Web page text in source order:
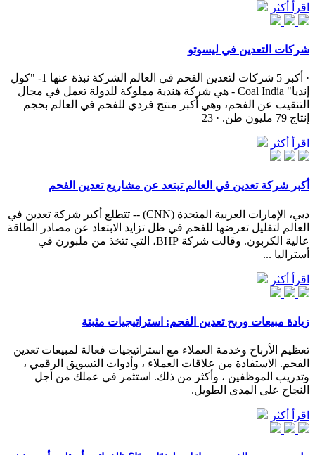
اقرأ أكثر
شركات التعدين في ليسوتو
· أكبر 5 شركات لتعدين الفحم في العالم الشركة نبذة عنها 1- "كول
إنديا" Coal India - هي شركة هندية مملوكة للدولة تعمل في مجال
التنقيب عن الفحم، وهي أكبر منتج فردي للفحم في العالم بحجم
إنتاج 79 مليون طن. · 23
اقرأ أكثر
أكبر شركة تعدين في العالم تبتعد عن مشاريع تعدين الفحم
دبي، الإمارات العربية المتحدة (CNN) -- تتطلع أكبر شركة تعدين في
العالم لتقليل تعرضها للفحم في ظل تزايد الابتعاد عن مصادر الطاقة
عالية الكربون. وقالت شركة BHP، التي تتخذ من ملبورن في
أستراليا ...
اقرأ أكثر
زيادة مبيعات وربح تعدين الفحم: استراتيجيات مثبتة
تعظيم الأرباح وخدمة العملاء مع استراتيجيات فعالة لمبيعات تعدين
الفحم. الاستفادة من علاقات العملاء ، وأدوات التسويق الرقمي ،
وتدريب الموظفين ، وأكثر من ذلك. استثمر في عملك من أجل
النجاح على المدى الطويل.
اقرأ أكثر